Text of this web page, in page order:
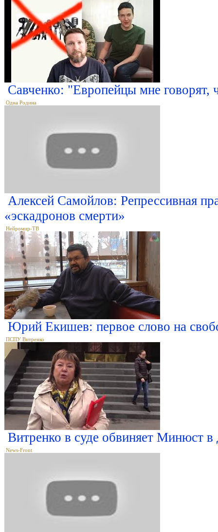
Савченко: "Европейцы мне говорят,
Одна Родина
Алексей Самойлов: Репрессивная
«эскадронов смерти»
Нейромир-ТВ
Юрий Екишев: первое слово на
ПСПУ Витренко
Витренко в суде обвиняет Минюст в
News-Front